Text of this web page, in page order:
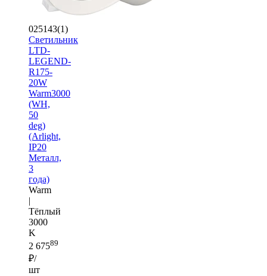
025143(1)
Светильник
LTD-
LEGEND-
R175-
20W
Warm3000
(WH,
50
deg)
(Arlight,
IP20
Металл,
3
года)
Warm
|
Тёплый
3000
K
2 67589
₽/
шт